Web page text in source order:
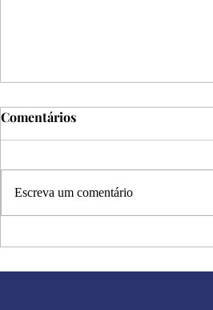
Comentários
Escreva um comentário